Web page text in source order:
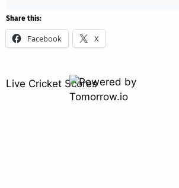
Share this:
Facebook X
Live Cricket Scores